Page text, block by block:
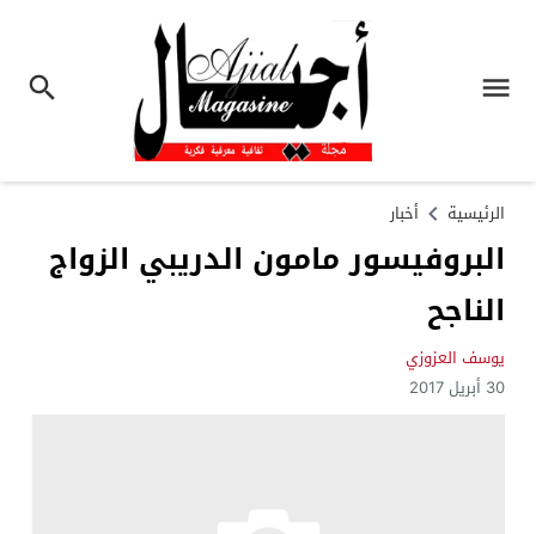
الرئيسية أخبار
البروفيسور مامون الدريبي الزواج
الناجح
يوسف العزوزي
30 أبريل 2017